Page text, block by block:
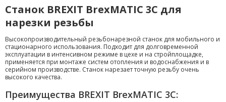
Станок BREXIT BrexMATIC 3C для
нарезки резьбы
Высокопроизводительный резьбонарезной станок для мобильного и
стационарного использования. Подходит для долговременной
эксплуатации в интенсивном режиме в цехе и на стройплощадке,
применяется при монтаже систем отопления и водоснабжения и в
серийном производстве. Станок нарезает точную резьбу очень
высокого качества.
Преимущества BREXIT BrexMATIC 3C: